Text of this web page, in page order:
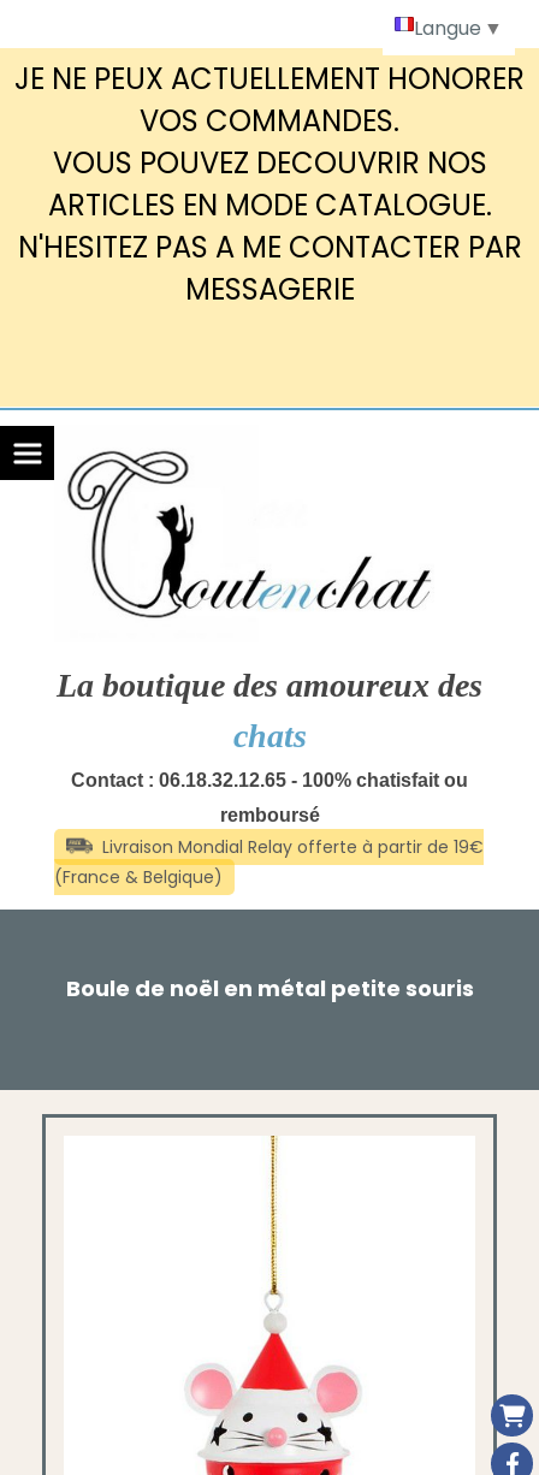
JE NE PEUX ACTUELLEMENT HONORER
VOS COMMANDES.
VOUS POUVEZ DECOUVRIR NOS
ARTICLES EN MODE CATALOGUE.
N'HESITEZ PAS A ME CONTACTER PAR
MESSAGERIE
La boutique des amoureux des
chats
Contact : 06.18.32.12.65 - 100% chatisfait ou
remboursé
Boule de noël en métal petite souris
Langue ▼